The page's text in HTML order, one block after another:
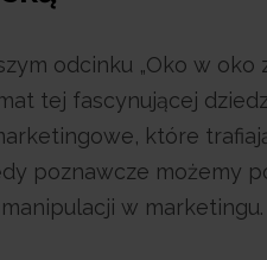
odcinku „Oko w oko
tej fascynującej
które
poznawcze możemy
w marketingu.